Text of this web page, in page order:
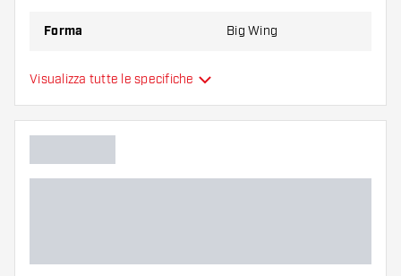
Forma Big Wing
Tipo
Colore principale
Visualizza tutte le specifiche